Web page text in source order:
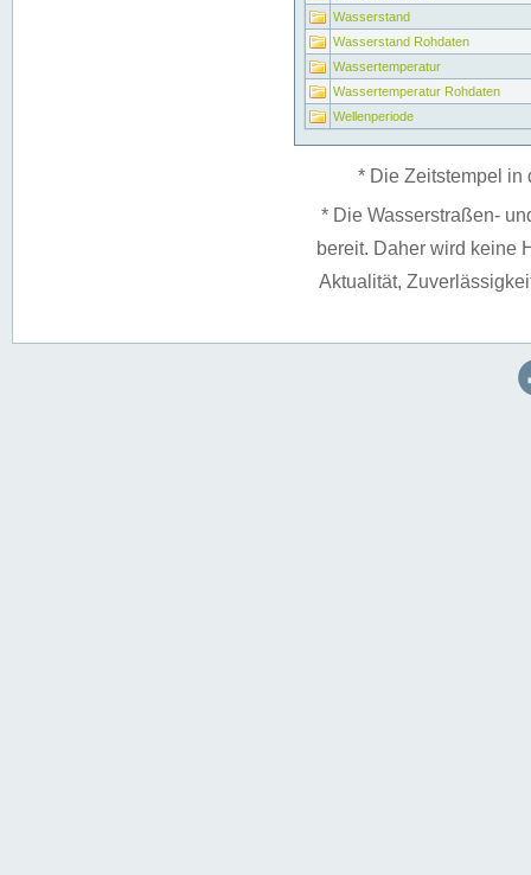
Wasserstand
Wasserstand Rohdaten
Wassertemperatur
Wassertemperatur Rohdaten
Wellenperiode
* Die Zeitstempel in
* Die Wasserstraßen-
bereit. Daher wird keine
Aktualität,